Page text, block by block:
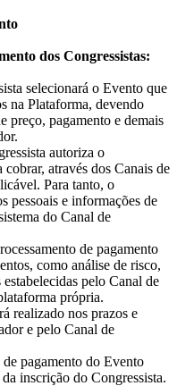
dos Congressistas:
selecionará o Evento que
na Plataforma, devendo
preço, pagamento e demais
autoriza o
através dos Canais de
Para tanto, o
pessoais e informações de
do Canal de
de pagamento
como análise de risco,
pelo Canal de
própria.
realizado nos prazos e
e pelo Canal de
pagamento do Evento
inscrição do Congressista.